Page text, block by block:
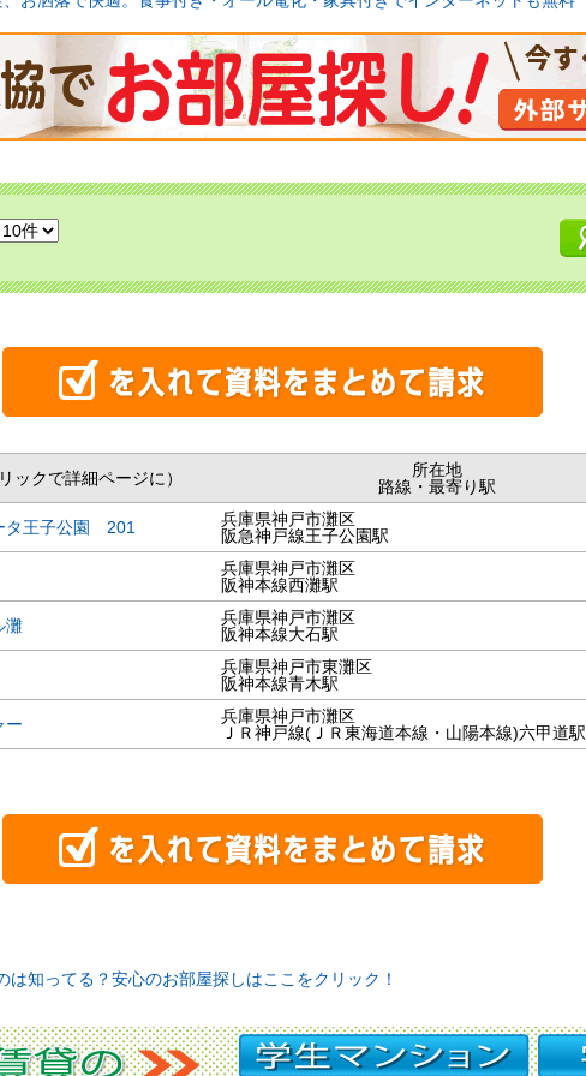
ックで詳細ページに）
所在地
路線・最寄り駅
タ王子公園 201
兵庫県神戸市灘区
阪急神戸線王子公園駅
兵庫県神戸市灘区
阪神本線西灘駅
灘
兵庫県神戸市灘区
阪神本線大石駅
兵庫県神戸市東灘区
阪神本線青木駅
ー
兵庫県神戸市灘区
ＪＲ神戸線(ＪＲ東海道本線・山陽本線)六甲道駅
知ってる？安心のお部屋探しはここをクリック！